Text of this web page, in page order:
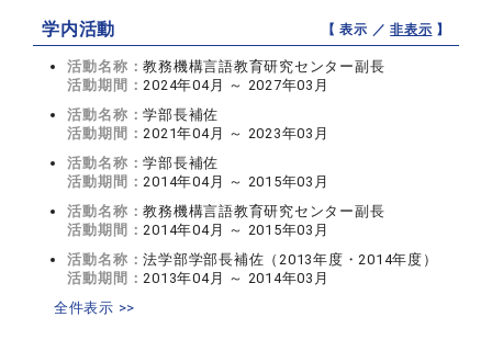
学内活動 【 表示 ／非表示 】
活動名称：教務機構言語教育研究センター副長
活動期間： 2024年04月 ～ 2027年03月
活動名称：学部長補佐
活動期間： 2021年04月 ～ 2023年03月
活動名称：学部長補佐
活動期間： 2014年04月 ～ 2015年03月
活動名称：教務機構言語教育研究センター副長
活動期間： 2014年04月 ～ 2015年03月
活動名称：法学部学部長補佐（2013年度・2014年度）
活動期間： 2013年04月 ～ 2014年03月
全件表示 >>